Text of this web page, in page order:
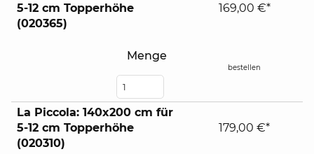
5-12 cm Topperhöhe
(020365)
Menge
169,00 €*
bestellen
La Piccola: 140x200 cm für
5-12 cm Topperhöhe
(020310)
179,00 €*